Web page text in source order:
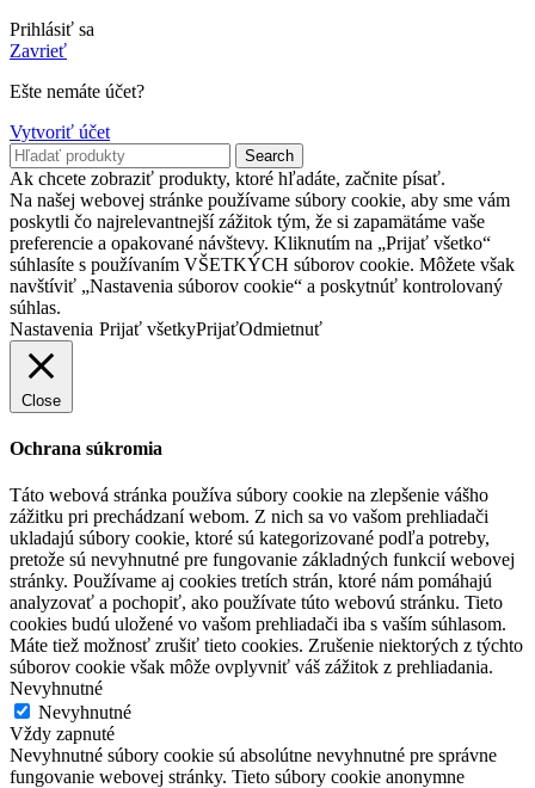
Prihlásiť sa
Zavrieť
Ešte nemáte účet?
Vytvoriť účet
Search
Ak chcete zobraziť produkty, ktoré hľadáte, začnite písať.
Na našej webovej stránke používame súbory cookie, aby sme vám
poskytli čo najrelevantnejší zážitok tým, že si zapamätáme vaše
preferencie a opakované návštevy. Kliknutím na „Prijať všetko“
súhlasíte s používaním VŠETKÝCH súborov cookie. Môžete však
navštíviť „Nastavenia súborov cookie“ a poskytnúť kontrolovaný
súhlas.
Nastavenia Prijať všetkyPrijaťOdmietnuť
Close
Ochrana súkromia
Táto webová stránka používa súbory cookie na zlepšenie vášho
zážitku pri prechádzaní webom. Z nich sa vo vašom prehliadači
ukladajú súbory cookie, ktoré sú kategorizované podľa potreby,
pretože sú nevyhnutné pre fungovanie základných funkcií webovej
stránky. Používame aj cookies tretích strán, ktoré nám pomáhajú
analyzovať a pochopiť, ako používate túto webovú stránku. Tieto
cookies budú uložené vo vašom prehliadači iba s vaším súhlasom.
Máte tiež možnosť zrušiť tieto cookies. Zrušenie niektorých z týchto
súborov cookie však môže ovplyvniť váš zážitok z prehliadania.
Nevyhnutné
Nevyhnutné
Vždy zapnuté
Nevyhnutné súbory cookie sú absolútne nevyhnutné pre správne
fungovanie webovej stránky. Tieto súbory cookie anonymne